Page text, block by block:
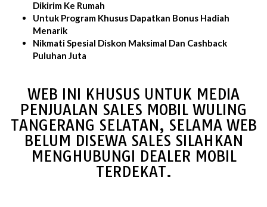
Dikirim Ke Rumah
Untuk Program Khusus Dapatkan Bonus Hadiah
Menarik
Nikmati Spesial Diskon Maksimal Dan Cashback
Puluhan Juta
WEB INI KHUSUS UNTUK MEDIA
PENJUALAN SALES MOBIL WULING
TANGERANG SELATAN, SELAMA WEB
BELUM DISEWA SALES SILAHKAN
MENGHUBUNGI DEALER MOBIL
TERDEKAT.